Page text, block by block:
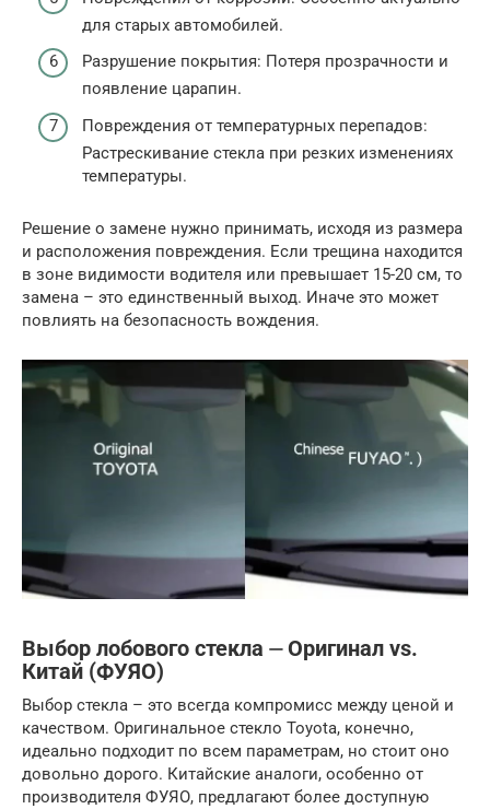
для старых автомобилей.
Разрушение покрытия: Потеря прозрачности и
появление царапин.
Повреждения от температурных перепадов:
Растрескивание стекла при резких изменениях
температуры.
Решение о замене нужно принимать, исходя из размера
и расположения повреждения. Если трещина находится
в зоне видимости водителя или превышает 15-20 см, то
замена – это единственный выход. Иначе это может
повлиять на безопасность вождения.
Выбор лобового стекла ⏤ Оригинал vs.
Китай (ФУЯО)
Выбор стекла – это всегда компромисс между ценой и
качеством. Оригинальное стекло Toyota, конечно,
идеально подходит по всем параметрам, но стоит оно
довольно дорого. Китайские аналоги, особенно от
производителя ФУЯО, предлагают более доступную